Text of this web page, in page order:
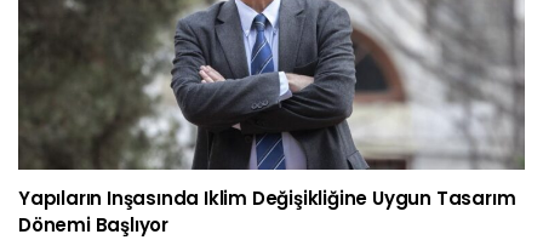
Yapıların Inşasında Iklim Değişikliğine Uygun Tasarım
Dönemi Başlıyor